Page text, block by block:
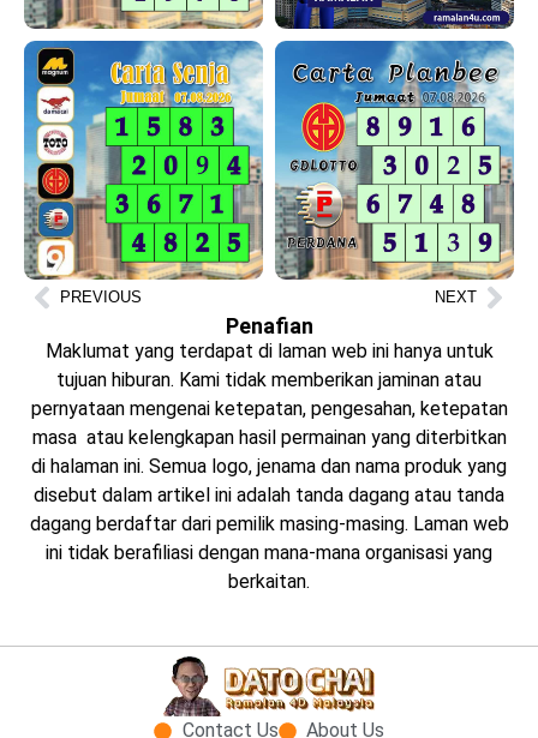
PREVIOUS NEXT
Penafian
Maklumat yang terdapat di laman web ini hanya untuk
tujuan hiburan. Kami tidak memberikan jaminan atau
pernyataan mengenai ketepatan, pengesahan, ketepatan
masa atau kelengkapan hasil permainan yang diterbitkan
di halaman ini. Semua logo, jenama dan nama produk yang
disebut dalam artikel ini adalah tanda dagang atau tanda
dagang berdaftar dari pemilik masing-masing. Laman web
ini tidak berafiliasi dengan mana-mana organisasi yang
berkaitan.
Contact Us About Us